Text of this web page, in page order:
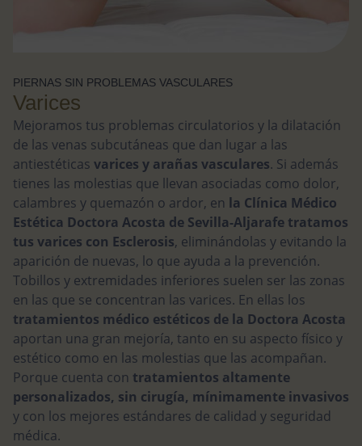
PIERNAS SIN PROBLEMAS VASCULARES
Varices
Mejoramos tus problemas circulatorios y la dilatación
de las venas subcutáneas que dan lugar a las
antiestéticas varices y arañas vasculares. Si además
tienes las molestias que llevan asociadas como dolor,
calambres y quemazón o ardor, en la Clínica Médico
Estética Doctora Acosta de Sevilla-Aljarafe tratamos
tus varices con Esclerosis, eliminándolas y evitando la
aparición de nuevas, lo que ayuda a la prevención.
Tobillos y extremidades inferiores suelen ser las zonas
en las que se concentran las varices. En ellas los
tratamientos médico estéticos de la Doctora Acosta
aportan una gran mejoría, tanto en su aspecto físico y
estético como en las molestias que las acompañan.
Porque cuenta con tratamientos altamente
personalizados, sin cirugía, mínimamente invasivos
y con los mejores estándares de calidad y seguridad
médica.